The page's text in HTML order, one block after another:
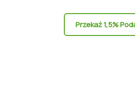
Przekaż 1,5%